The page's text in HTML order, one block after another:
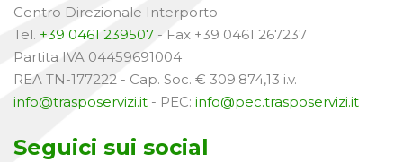
Centro Direzionale Interporto
Tel. +39 0461 239507 - Fax +39 0461 267237
Partita IVA 04459691004
REA TN-177222 - Cap. Soc. € 309.874,13 i.v.
info@trasposervizi.it - PEC: info@pec.trasposervizi.it
Seguici sui social